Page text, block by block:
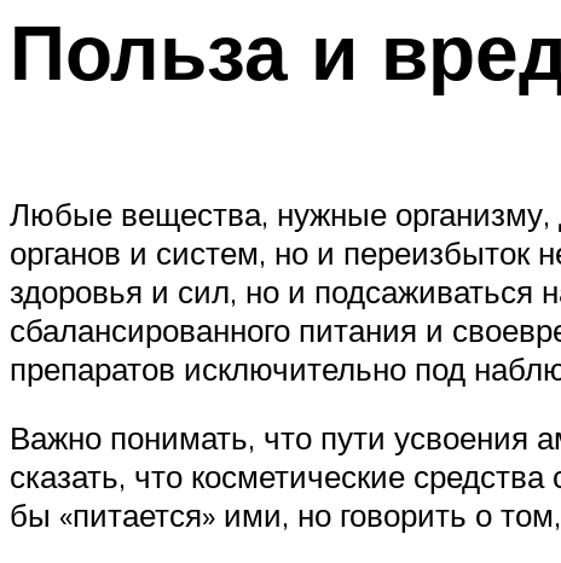
Польза и
Любые вещества, нужные организму,
органов и систем, но и переизбыток
здоровья и сил, но и подсаживаться
сбалансированного питания и
препаратов исключительно под
Важно понимать, что пути усвоения
сказать, что косметические
бы «питается» ими, но говорить о